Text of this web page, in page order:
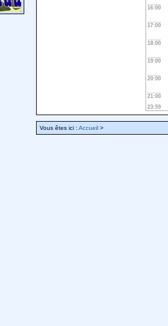
16:00
17:00
18:00
19:00
20:00
21:00
23:59
Vous êtes ici : Accueil >